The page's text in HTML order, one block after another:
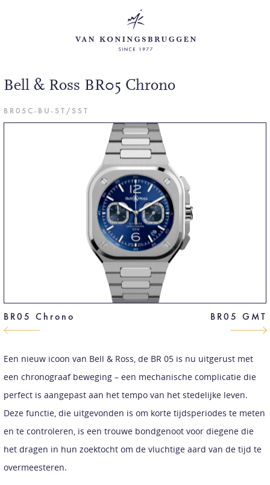
Bell & Ross BR05 Chrono
BR05C-BU-ST/SST
BR05 Chrono BR05 GMT
Een nieuw icoon van Bell & Ross, de BR 05 is nu uitgerust met
een chronograaf beweging – een mechanische complicatie die
perfect is aangepast aan het tempo van het stedelijke leven.
Deze functie, die uitgevonden is om korte tijdsperiodes te meten
en te controleren, is een trouwe bondgenoot voor diegene die
het dragen in hun zoektocht om de vluchtige aard van de tijd te
overmeesteren.